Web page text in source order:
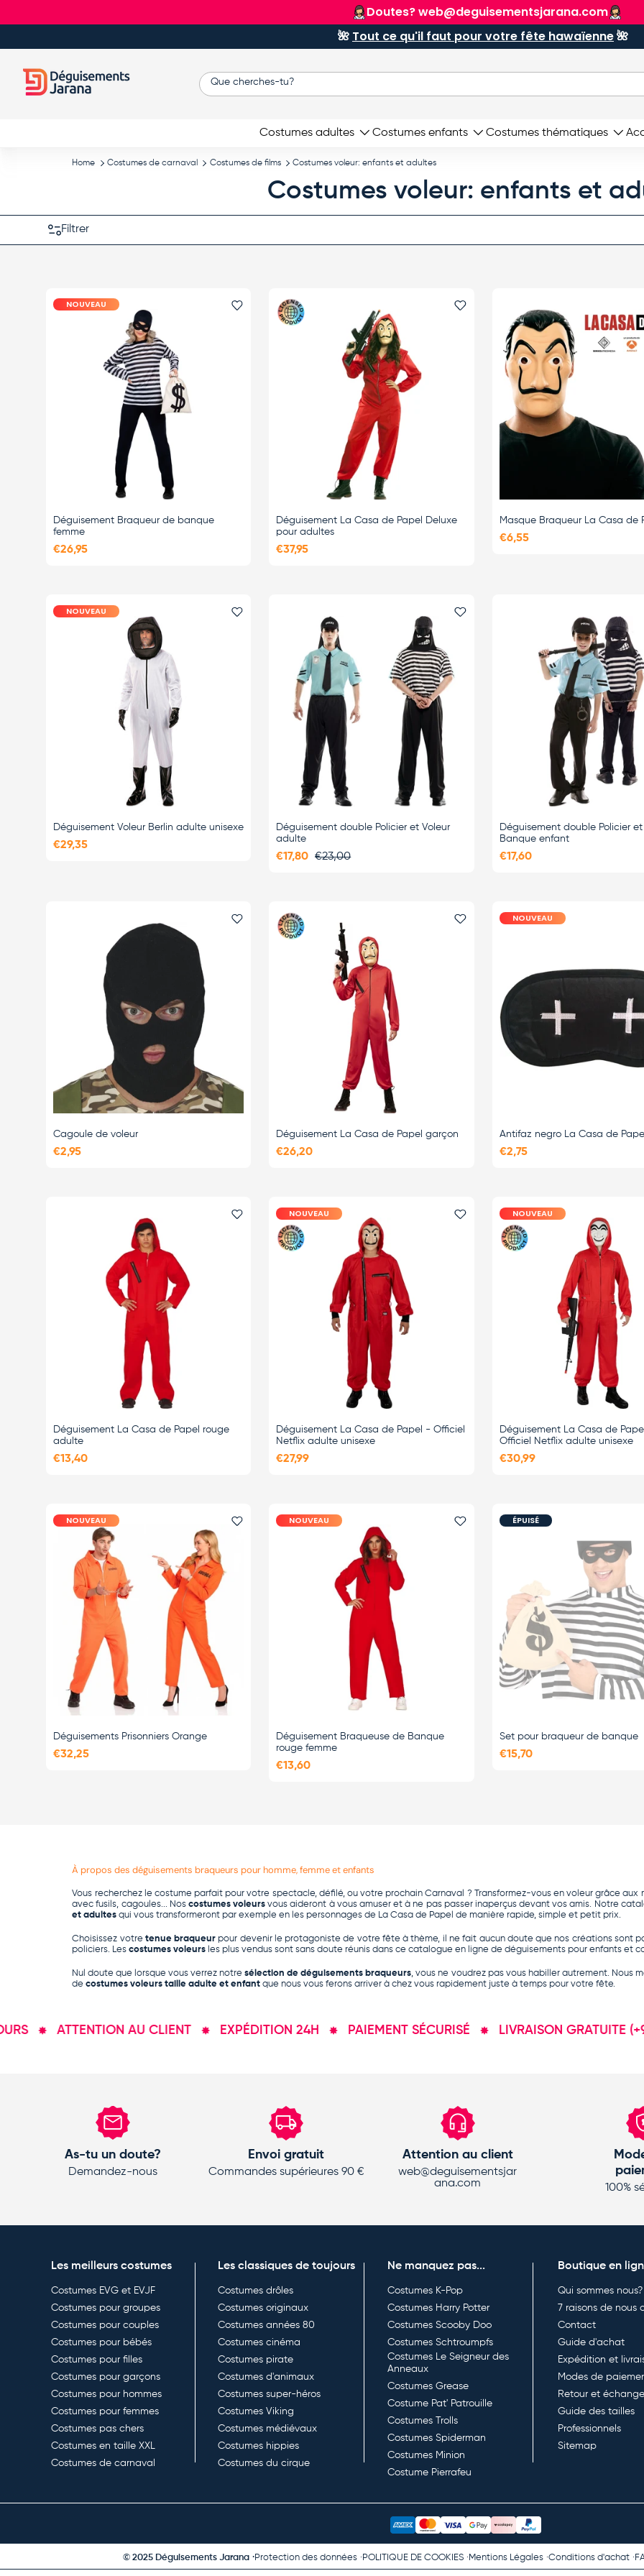
Aller au contenu
ENVOI GRATUITÀ partir de 90 €
🌺 Tout ce qu'il faut pour votre fête hawaïenne🌺
Recherche
Costumes adultes Costumes enfants Costumes thématiques
Home Costumes de carnaval Costumes de films Costumes voleur: enfants et adultes
Costumes voleur: enfants et
Filtrer
NOUVEAU Ajouter le favori
Déguisement Braqueur de banque
femme
€26,95
ÉPUISÉ
Set pour braqueur de banque
€15,70
Ajouter le favori
Déguisement La Casa de Papel Deluxe
pour adultes
€37,95
Masque Braqueur La Casa de
€6,55
NOUVEAU
Déguisement Voleur Berlin adulte unisexe
€29,35
Ajouter le favori
Déguisement double Policier et Voleur
adulte
€17,80 €23,00
Déguisement double Policier et
Banque enfant
€17,60
Ajouter le favori
Cagoule de voleur
€2,95
Ajouter le favori
Déguisement La Casa de Papel garçon
€26,20
NOUVEAU
Antifaz negro La Casa de Papel
€2,75
Ajouter le favori
Déguisement La Casa de Papel rouge
adulte
€13,40
NOUVEAU Ajouter le favori
Déguisement La Casa de Papel - Officiel
Netflix adulte unisexe
€27,99
NOUVEAU
Déguisement La Casa de
Officiel Netflix adulte unisexe
€30,99
NOUVEAU Ajouter le favori
Déguisements Prisonniers Orange
€32,25
NOUVEAU Ajouter le favori
Déguisement Braqueuse de Banque
rouge femme
€13,60
À propos des déguisements braqueurs pour homme, femme et enfants
Vous recherchez le costume parfait pour votre spectacle, défilé, ou votre prochainCarnaval ? Transformez-vous en voleur grâce
avec fusils, cagoules... Nos costumes voleurs vous aideront à vous amuser et à ne pas passer inaperçus devant vos amis. Notre
et adultes qui vous transformeront par exemple en les personnages de La Casa de Papel de manière rapide, simple et petit prix.
Choisissez votre tenue braqueur pour devenir le protagoniste de votre fête à thème, il ne fait aucun doute que nos créations sont
policiers. Lescostumes voleurs les plus vendus sont sans doute réunis dans ce catalogue en ligne dedéguisements pour enfants et
Nul doute que lorsque vous verrez notresélection de déguisements braqueurs, vous ne voudrez pas vous habiller autrement. Nous
decostumes voleurs taille adulte et enfant que nous vous ferons arriver à chez vous rapidement juste à temps pour votre fête.
ATTENTION AU CLIENT EXPÉDITION 24H PAIEMENT SÉCURISÉ LIVRAISON GRATUITE (+90€)
As-tu un doute?
Demandez-nous
Envoi gratuit
Commandes supérieures 90 €
Attention au client
web@deguisementsjar
ana.com
100%
Les meilleurs costumes
Costumes EVG et EVJF
Costumes pour groupes
Costumes pour couples
Costumes pour bébés
Costumes pour filles
Costumes pour garçons
Costumes pour hommes
Costumes pour femmes
Costumes pas chers
Costumes en taille XXL
Costumes de carnaval
Les classiques de toujours
Costumes drôles
Costumes originaux
Costumes années 80
Costumes cinéma
Costumes pirate
Costumes d'animaux
Costumes super-héros
Costumes Viking
Costumes médiévaux
Costumes hippies
Costumes du cirque
Ne manquez pas...
Costumes K-Pop
Costumes Harry Potter
Costumes Scooby Doo
Costumes Schtroumpfs
Costumes Le Seigneur des
Anneaux
Costumes Grease
Costume Pat' Patrouille
Costumes Trolls
Costumes Spiderman
Costumes Minion
Costume Pierrafeu
Boutique en
Qui sommes nous?
7 raisons de nous
Contact
Guide d'achat
Expédition et
Modes de
Retour et
Guide des tailles
Professionnels
Sitemap
© 2025 Déguisements Jarana Protection des données POLITIQUE DE COOKIES Mentions Légales Conditions d'achat